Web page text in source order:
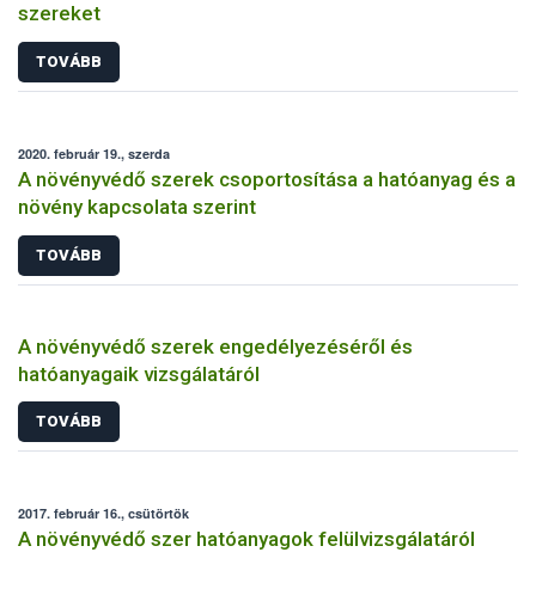
szereket
TOVÁBB
2020. február 19., szerda
A növényvédő szerek csoportosítása a hatóanyag és a
növény kapcsolata szerint
TOVÁBB
A növényvédő szerek engedélyezéséről és
hatóanyagaik vizsgálatáról
TOVÁBB
2017. február 16., csütörtök
A növényvédő szer hatóanyagok felülvizsgálatáról